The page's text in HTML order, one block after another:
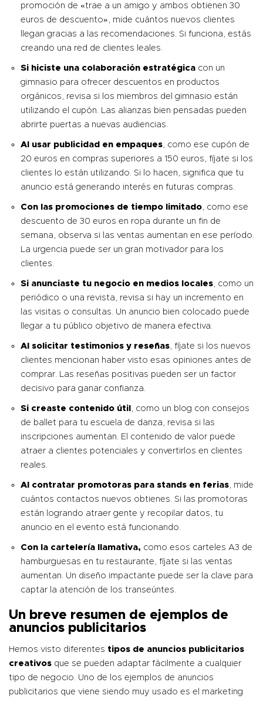
promoción de «trae a un amigo y ambos obtienen 30
euros de descuento», mide cuántos nuevos clientes
llegan gracias a las recomendaciones. Si funciona, estás
creando una red de clientes leales.
Si hiciste una colaboración estratégica con un
gimnasio para ofrecer descuentos en productos
orgánicos, revisa si los miembros del gimnasio están
utilizando el cupón. Las alianzas bien pensadas pueden
abrirte puertas a nuevas audiencias.
Al usar publicidad en empaques , como ese cupón de
20 euros en compras superiores a 150 euros, fíjate si los
clientes lo están utilizando. Si lo hacen, significa que tu
anuncio está generando interés en futuras compras.
Con las promociones de tiempo limitado , como ese
descuento de 30 euros en ropa durante un fin de
semana, observa si las ventas aumentan en ese período.
La urgencia puede ser un gran motivador para los
clientes.
Si anunciaste tu negocio en medios locales , como un
periódico o una revista, revisa si hay un incremento en
las visitas o consultas. Un anuncio bien colocado puede
llegar a tu público objetivo de manera efectiva.
Al solicitar testimonios y reseñas , fíjate si los nuevos
clientes mencionan haber visto esas opiniones antes de
comprar. Las reseñas positivas pueden ser un factor
decisivo para ganar confianza.
Si creaste contenido útil
, como un blog con consejos
de ballet para tu escuela de danza, revisa si las
inscripciones aumentan. El contenido de valor puede
atraer a clientes potenciales y convertirlos en clientes
reales.
Al contratar promotoras para stands en ferias , mide
cuántos contactos nuevos obtienes. Si las promotoras
están logrando atraer gente y recopilar datos, tu
anuncio en el evento está funcionando.
Con la cartelería llamativa, como esos carteles A3 de
hamburguesas en tu restaurante, fíjate si las ventas
aumentan. Un diseño impactante puede ser la clave para
captar la atención de los transeúntes.
Un breve resumen de ejemplos de
anuncios publicitarios
Hemos visto diferentes tipos de anuncios publicitarios
creativos que se pueden adaptar fácilmente a cualquier
tipo de negocio. Uno de los ejemplos de anuncios
publicitarios que viene siendo muy usado es el marketing